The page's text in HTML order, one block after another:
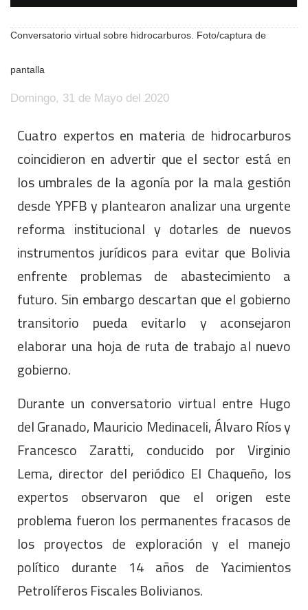
Conversatorio virtual sobre hidrocarburos. Foto/captura de
pantalla
Domingo, 31 de Mayo del 2020
Cuatro expertos en materia de hidrocarburos
coincidieron en advertir que el sector está en
los umbrales de la agonía por la mala gestión
desde YPFB y plantearon analizar una urgente
reforma institucional y dotarles de nuevos
instrumentos jurídicos para evitar que Bolivia
enfrente problemas de abastecimiento a
futuro. Sin embargo descartan que el gobierno
transitorio pueda evitarlo y aconsejaron
elaborar una hoja de ruta de trabajo al nuevo
gobierno.
Durante un conversatorio virtual entre Hugo
del Granado, Mauricio Medinaceli, Álvaro Ríos y
Francesco Zaratti, conducido por Virginio
Lema, director del periódico El Chaqueño, los
expertos observaron que el origen este
problema fueron los permanentes fracasos de
los proyectos de exploración y el manejo
político durante 14 años de Yacimientos
Petrolíferos Fiscales Bolivianos.